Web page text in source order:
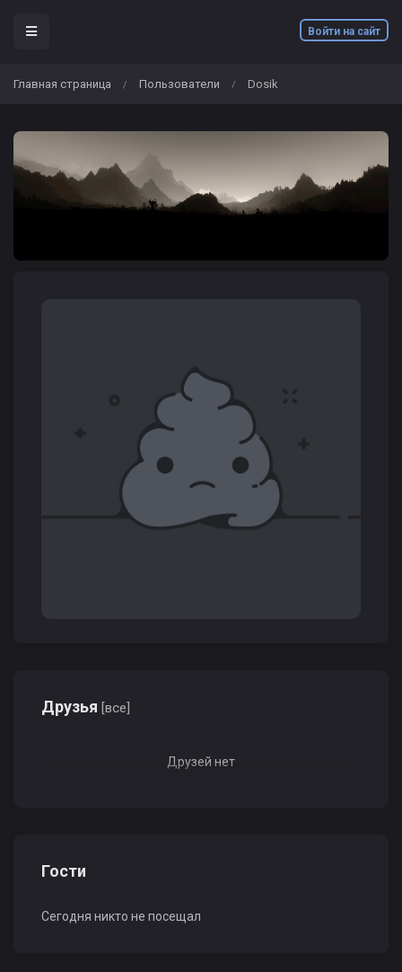
Войти на сайт
Главная страница / Пользователи / Dosik
Друзья [все]
Друзей нет
Гости
Сегодня никто не посещал